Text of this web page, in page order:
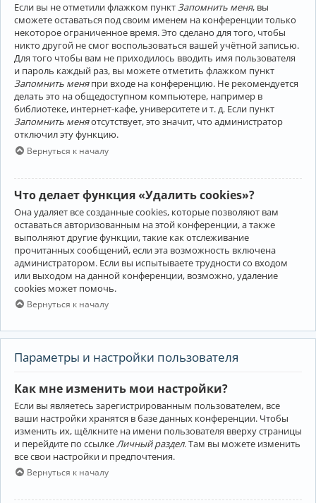
Если вы не отметили флажком пунктЗапомнить меня, вы
сможете оставаться под своим именем на конференции только
некоторое ограниченное время. Это сделано для того, чтобы
никто другой не смог воспользоваться вашей учётной записью.
Для того чтобы вам не приходилось вводить имя пользователя
и пароль каждый раз, вы можете отметить флажком пункт
Запомнить меняпри входе на конференцию. Не рекомендуется
делать это на общедоступном компьютере, например в
библиотеке, интернет-кафе, университете и т. д. Если пункт
Запомнить меняотсутствует, это значит, что администратор
отключил эту функцию.
Вернуться к началу
Что делает функция «Удалить cookies»?
Она удаляет все созданные cookies, которые позволяют вам
оставаться авторизованным на этой конференции, а также
выполняют другие функции, такие как отслеживание
прочитанных сообщений, если эта возможность включена
администратором. Если вы испытываете трудности со входом
или выходом на данной конференции, возможно, удаление
cookies может помочь.
Вернуться к началу
Параметры и настройки пользователя
Как мне изменить мои настройки?
Если вы являетесь зарегистрированным пользователем, все
ваши настройки хранятся в базе данных конференции. Чтобы
изменить их, щёлкните на имени пользователя вверху страницы
и перейдите по ссылке Личный раздел. Там вы можете изменить
все свои настройки и предпочтения.
Вернуться к началу